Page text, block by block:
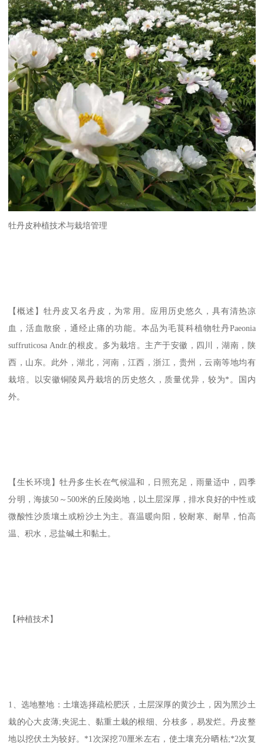
牡丹皮种植技术与栽培管理
【概述】牡丹皮又名丹皮，为常用。应用历史悠久，具有清热凉
血，活血散瘀，通经止痛的功能。本品为毛茛科植物牡丹Paeonia
suffruticosa Andr.的根皮。多为栽培。主产于安徽，四川，湖南，陕
西，山东。此外，湖北，河南，江西，浙江，贵州，云南等地均有
栽培。以安徽铜陵凤丹栽培的历史悠久，质量优异，较为*。国内
外。
【生长环境】牡丹多生长在气候温和，日照充足，雨量适中，四季
分明，海拔50～500米的丘陵岗地，以土层深厚，排水良好的中性或
微酸性沙质壤土或粉沙土为主。喜温暖向阳，较耐寒、耐旱，怕高
温、积水，忌盐碱土和黏土。
【种植技术】
1、选地整地：土壤选择疏松肥沃，土层深厚的黄沙土，因为黑沙土
栽的心大皮薄;夹泥土、黏重土栽的根细、分枝多，易发烂。丹皮整
地以挖伏土为较好。*1次深挖70厘米左右，使土壤充分晒枯;*2次复